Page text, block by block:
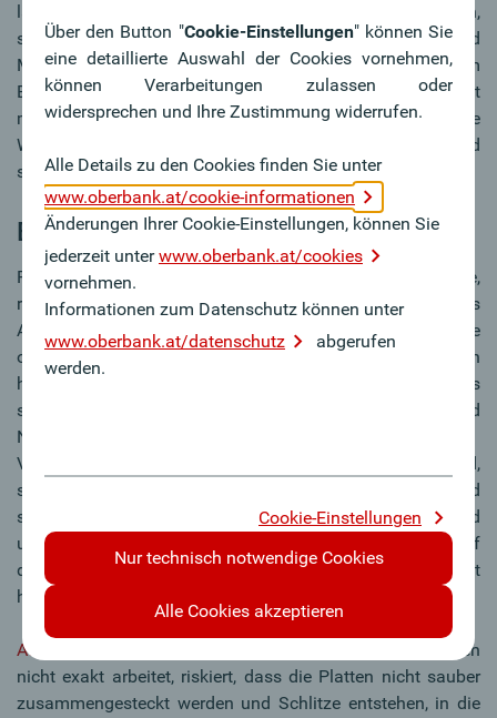
lassen sich praktisch alle Oberflächenformen nachbilden,
sie sind in den unterschiedlichsten Farben, Formaten und
Musterungen erhältlich. Hausbesitzer erhalten so zum
Beispiel die optischen Vorzüge von Holz oder Stein vereint
mit den Vorteilen des Materials Kunststoff: hohe
Widerstandsfähigkeit, leichte Reinigung, einfache und
schnelle Montage.
Bautrend 1: Fassadenplatten
Fassadenplatten sind, wie der Name schon sagt, längliche,
runde, quadratische oder vieleckige Platten, die als
Außenfassade benutzt werden. Fassadenplatten bilden die
oberste Schicht der sogenannten vorgehängten
hinterlüfteten Fassade. Es gibt sie aus Metall, aus
sogenannten Verbundwerkstoffen sowie aus Keramik und
Natursteinen.
Vorteile: Sturmsicher, hagelsicher, wasserabweisend,
schlagfest, hitzeregulierend, schall- und kälteisolierend
sowie bruchfest. Sie sind je nach Material blitzableitend
und halten viel Gewicht, also auch große Schneelasten auf
dem Dach, aus. Fassadenplatten sind, verglichen mit
herkömmlichen Ziegeln, leicht zu transportieren.
Achtung:
Wer bei der Befestigung der Fassadenplatten
nicht exakt arbeitet, riskiert, dass die Platten nicht sauber
zusammengesteckt werden und Schlitze entstehen, in die
Über den Button "Cookie-Einstellungen" können Sie
eine detaillierte Auswahl der Cookies vornehmen,
können Verarbeitungen zulassen oder
widersprechen und Ihre Zustimmung widerrufen.
Alle Details zu den Cookies finden Sie unter
www.oberbank.at/cookie-informationen
Änderungen Ihrer Cookie-Einstellungen, können Sie
jederzeit unterwww.oberbank.at/cookies
vornehmen.
Informationen zum Datenschutz können unter
www.oberbank.at/datenschutz
abgerufen
werden.
Cookie-Einstellungen
Nur technisch notwendige Cookies
Alle Cookies akzeptieren